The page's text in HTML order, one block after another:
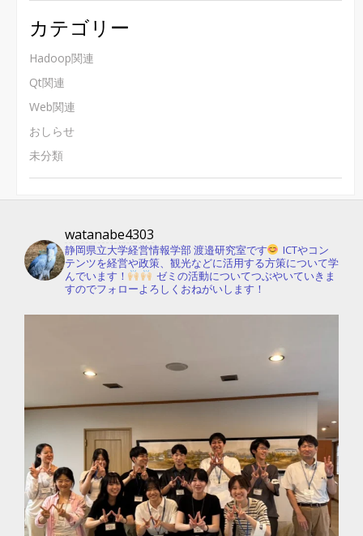
カテゴリー
Hadoop関連
Qt関連
Web関連
おしらせ
未分類
watanabe4303
静岡県立大学経営情報学部 渡邉研究室です
ICTやコン
テンツを経営や政策、観光などに活用する方策について学
んでいます！
ゼミの活動についてつぶやいていきま
すのでフォローよろしくおねがいします！